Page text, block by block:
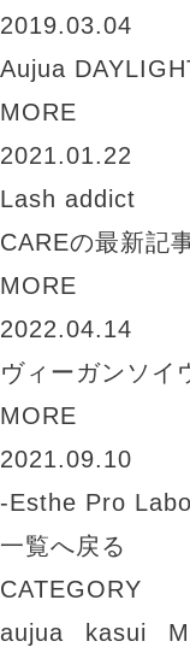
2019.03.04
Aujua
MORE
2021.01.22
Lash addict
CAREの最新記
MORE
2022.04.14
ヴィーガンソイ
MORE
2021.09.10
-Esthe Pro
一覧へ戻る
CATEGORY
aujua
kasui